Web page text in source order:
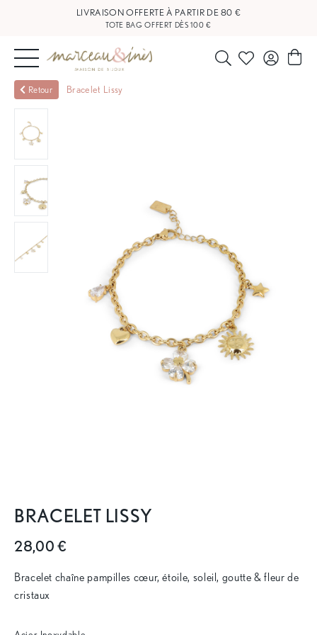
TOTE BAG OFFERT DÈS 100 €
NOUVEAUTÉS
OUTLET
BLOG
NOS
Retour Bracelet Lissy
BRACELET LISSY
28,00 €
Bracelet chaîne pampilles cœur, étoile, soleil, goutte & fleur de
cristaux